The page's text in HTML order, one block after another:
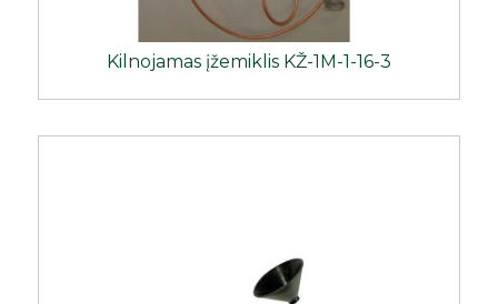
Kilnojamas įžemiklis KŽ-1M-1-16-3